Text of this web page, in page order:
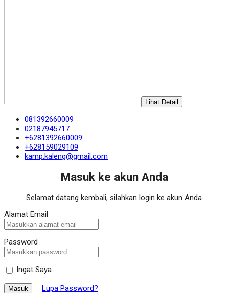
Lihat Detail
081392660009
02187945717
+6281392660009
+628159029109
kamp.kaleng@gmail.com
Masuk ke akun Anda
Selamat datang kembali, silahkan login ke akun Anda.
Alamat Email
Password
Ingat Saya
Masuk Lupa Password?